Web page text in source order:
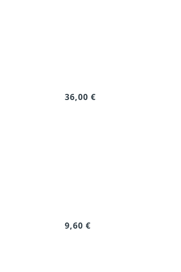
36,00 €
9,60 €